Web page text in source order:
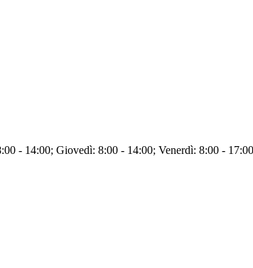
- 14:00; Giovedì: 8:00 - 14:00; Venerdì: 8:00 -